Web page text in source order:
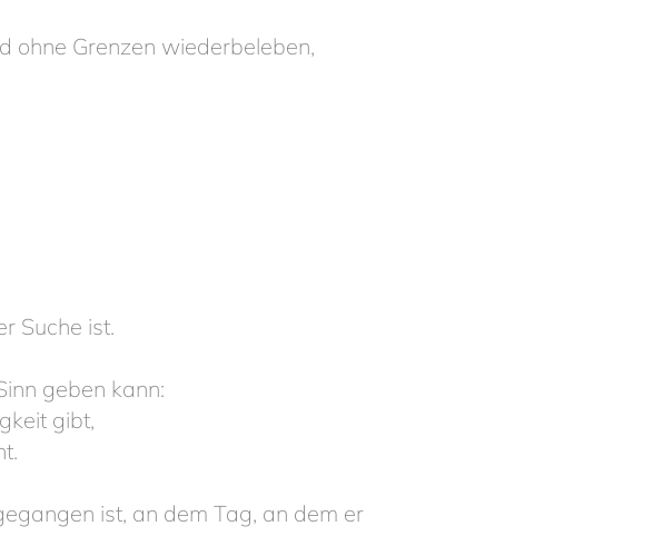
ohne Grenzen wiederbeleben,
Suche ist.
geben kann:
gibt,
ist, an dem Tag, an dem er